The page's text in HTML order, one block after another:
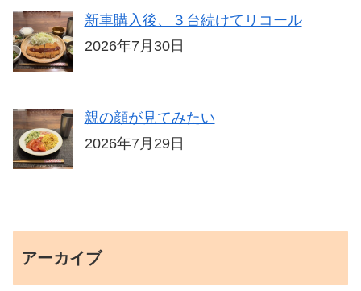
新車購入後、３台続けてリコール
2026年7月30日
親の顔が見てみたい
2026年7月29日
アーカイブ